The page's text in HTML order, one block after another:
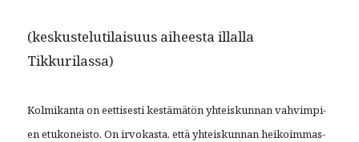
(keskuste­lu­ti­laisu­us aiheesta illal­la
Tikkurilassa)
Kolmikan­ta on eet­tis­es­ti kestämätön yhteiskun­nan vahvimpi­
en etukoneis­to. On irvokas­ta, että yhteiskun­nan heikoim­mas­